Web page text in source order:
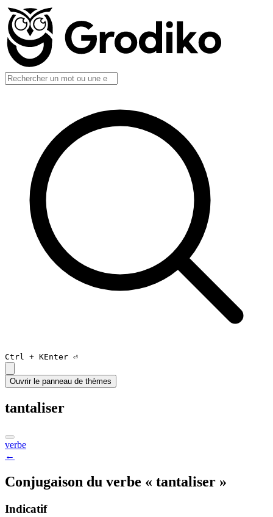
Ctrl + KEnter ⏎
Ouvrir le panneau de thèmes
tantaliser
verbe
←
Conjugaison du verbe « tantaliser »
Indicatif